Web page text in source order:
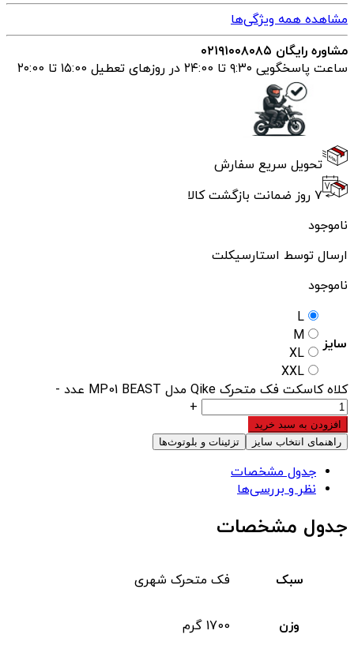
مشاهده همه ویژگی‌ها
مشاوره رایگان ۰۲۱۹۱۰۰۸۰۸۵
ساعت پاسخگویی ۹:۳۰ تا ۲۴:00 در روزهای تعطیل ۱۵:00 تا ۲۰:00
تحویل سریع سفارش
۷ روز ضمانت بازگشت کالا
ناموجود
ارسال توسط استارسیکلت
ناموجود
سایز
L
M
XL
XXL
کلاه کاسکت فک متحرک Qike مدل MP01 BEAST عدد
-
+
افزودن به سبد خرید
راهنمای انتخاب سایز
تزئینات و بلوتوث‌ها
جدول مشخصات
نظر و بررسی‌ها
جدول مشخصات
سبک فک متحرک شهری
وزن 1700 گرم